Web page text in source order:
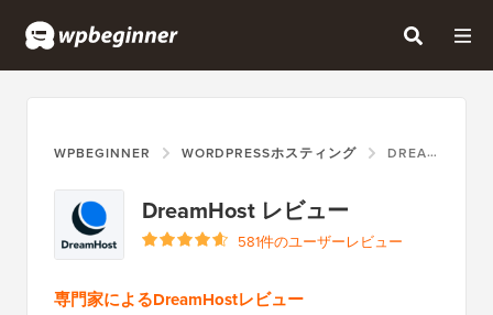
WPBEGINNER WORDPRESSホスティング DREAMHOST
DreamHost レビュー
581件のユーザーレビュー
専門家によるDreamHostレビュー